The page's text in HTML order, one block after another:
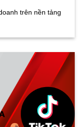
trên nền tảng